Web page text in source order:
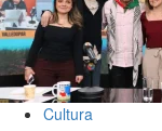
Cultura